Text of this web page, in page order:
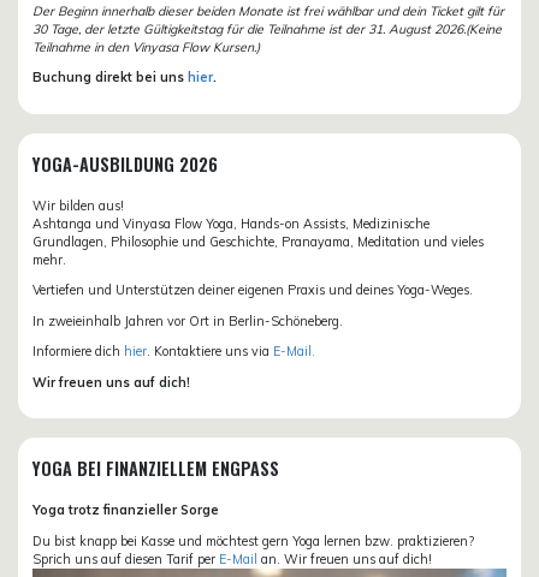
Der Beginn innerhalb dieser beiden Monate ist frei wählbar und dein Ticket gilt für
30 Tage, der letzte Gültigkeitstag für die Teilnahme ist der 31. August 2026.(Keine
Teilnahme in den Vinyasa Flow Kursen.)
Buchung direkt bei uns hier.
YOGA-AUSBILDUNG 2026
Wir bilden aus!
Ashtanga und Vinyasa Flow Yoga, Hands-on Assists, Medizinische
Grundlagen, Philosophie und Geschichte, Pranayama, Meditation und vieles
mehr.
Vertiefen und Unterstützen deiner eigenen Praxis und deines Yoga-Weges.
In zweieinhalb Jahren vor Ort in Berlin-Schöneberg.
Informiere dich hier. Kontaktiere uns via E-Mail.
Wir freuen uns auf dich!
YOGA BEI FINANZIELLEM ENGPASS
Yoga trotz finanzieller Sorge
Du bist knapp bei Kasse und möchtest gern Yoga lernen bzw. praktizieren?
Sprich uns auf diesen Tarif per E-Mail an. Wir freuen uns auf dich!